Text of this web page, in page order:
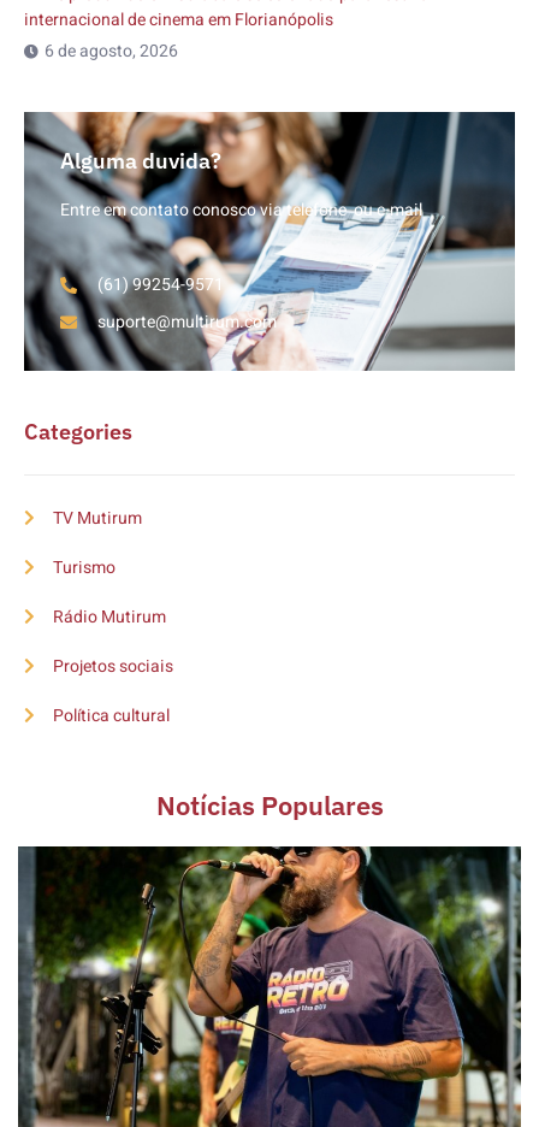
internacional de cinema em Florianópolis
6 de agosto, 2026
Alguma duvida?
Entre em contato conosco via telefone ou e-mail
(61) 99254-9571
suporte@multirum.com
Categories
TV Mutirum
Turismo
Rádio Mutirum
Projetos sociais
Política cultural
Notícias Populares